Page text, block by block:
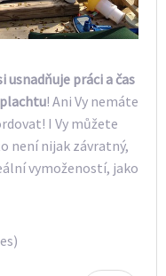
usnadňuje práci a čas
! Ani Vy nemáte
I Vy můžete
není nijak závratný,
vymožeností, jako